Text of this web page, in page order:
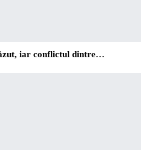
iar conflictul dintre…